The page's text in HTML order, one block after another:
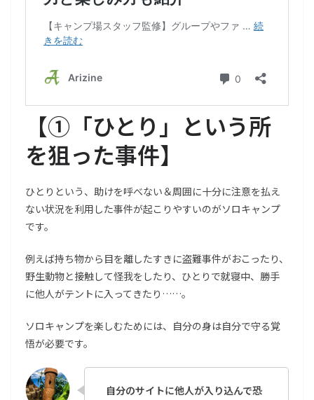
【①「ひとり」という所
を狙った事件】
ひとりという、助けを呼べない＆周囲に十分に注意を払え
ない状況を利用した事件が起こりやすいのがソロキャンプ
です。
例えば持ち物から目を離したすきに盗難事件がおこったり、
野生動物と接触して怪我をしたり、ひとりで就寝中、勝手
に他人がテントに入ってきたり……。
ソロキャンプを楽しむためには、自分の身は自分で守る覚
悟が必要です。
自分のサイトに他人が入り込んで恐